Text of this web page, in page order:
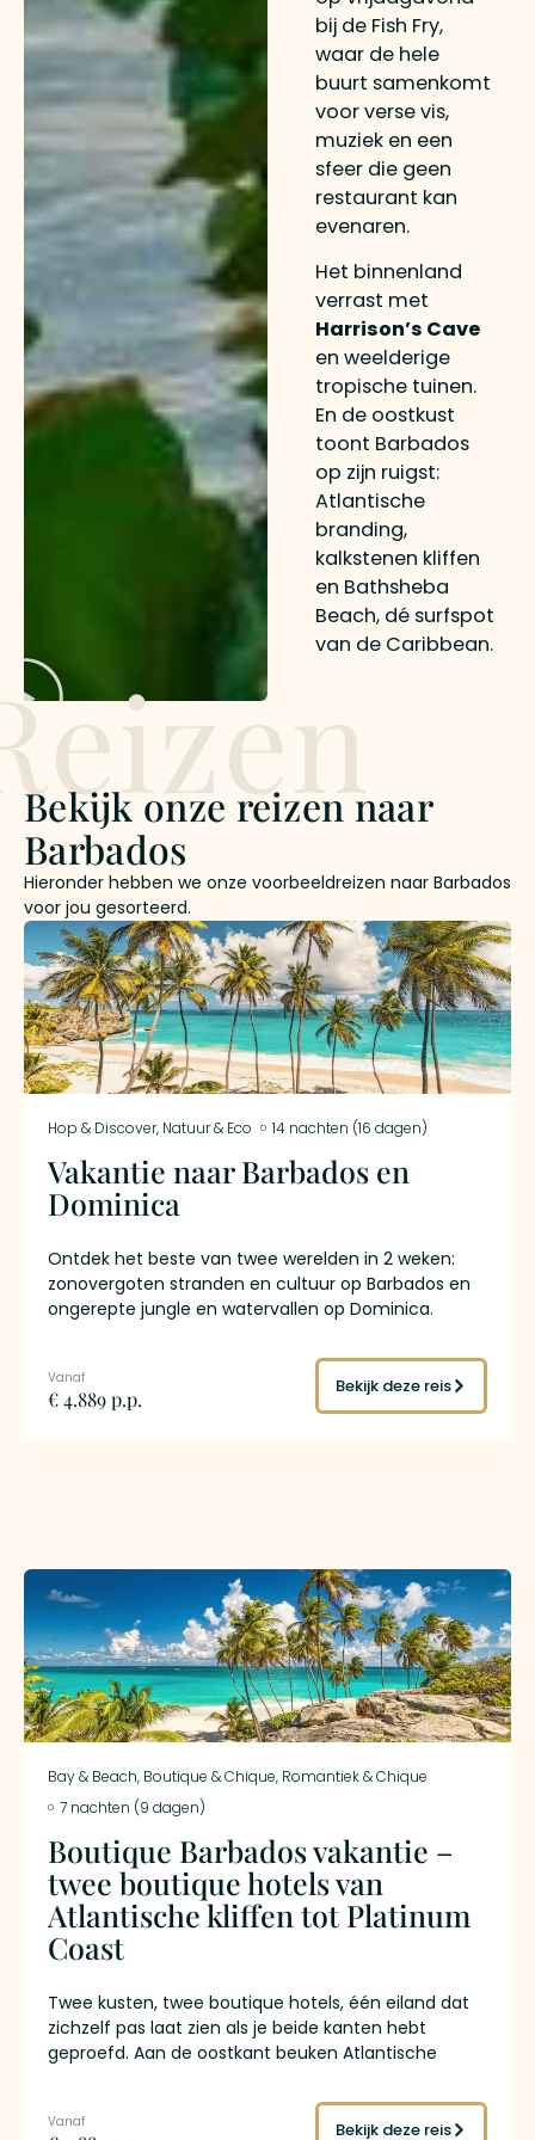
bij de Fish Fry,
waar de hele
buurt samenkomt
voor verse vis,
muziek en een
sfeer die geen
restaurant kan
evenaren.
Het binnenland
verrast met
Harrison’s Cave
en weelderige
tropische tuinen.
En de oostkust
toont Barbados
op zijn ruigst:
Atlantische
branding,
kalkstenen kliffen
en Bathsheba
Beach, dé surfspot
van de Caribbean.
Bekijk onze reizen naar
Barbados
Hieronder hebben we onze voorbeeldreizen naar Barbados
voor jou gesorteerd.
Hop & Discover, Natuur & Eco 14 nachten (16 dagen)
Vakantie naar Barbados en
Dominica
Ontdek het beste van twee werelden in 2 weken:
zonovergoten stranden en cultuur op Barbados en
ongerepte jungle en watervallen op Dominica.
vrijheid met je huurauto en beleef een onvergetelijk
Caribisch avontuur.
€ 4.889 p.p.
Bekijk deze reis
Bay & Beach, Boutique & Chique, Romantiek & Chique
7 nachten (9 dagen)
Boutique Barbados vakantie –
twee boutique hotels van
Atlantische kliffen tot Platinum
Coast
Twee kusten, twee boutique hotels, één eiland dat
zichzelf pas laat zien als je beide kanten hebt
geproefd. Aan de oostkant beuken Atlantische
vissersdorp Bathsheba. Aan de westkant kabbelt
kalm turquoise Caribisch zeewater over witte
Bekijk deze reis